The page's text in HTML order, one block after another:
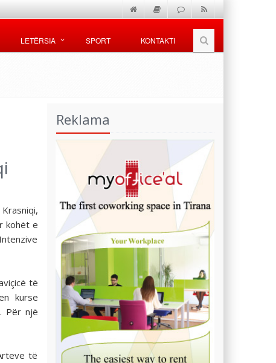
LETËRSIA SPORT KONTAKTI
kohët e
të
kurse
Për një
të
Reklama